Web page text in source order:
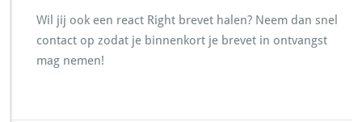
Wil jij ook een react Right brevet halen? Neem dan snel
contact op zodat je binnenkort je brevet in ontvangst
mag nemen!